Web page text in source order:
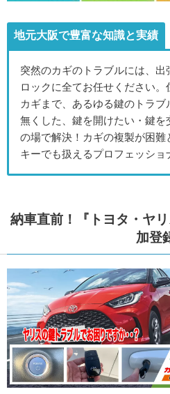
地元大阪で豊富な知識と実績
突然のカギのトラブルには、
ロックに全てお任せください
カギまで、あるゆる鍵のトラ
無くした、鍵を開けたい・鍵
の場で解決！カギの複製が困
キーでも扱えるプロフェッショ
納車直前！『トヨタ・ヤ
加登